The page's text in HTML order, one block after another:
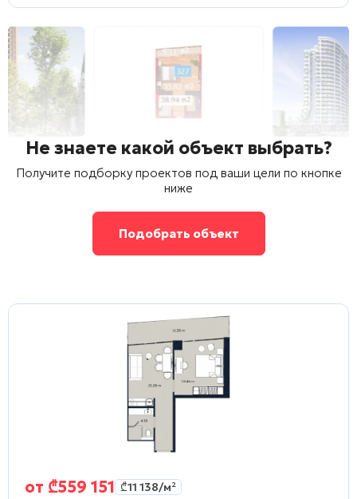
Не знаете какой объект выбрать?
Получите подборку проектов под ваши цели по кнопке
ниже
Подобрать объект
от ₾559 151 ₾11 138/м²